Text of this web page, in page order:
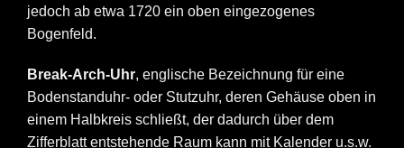
jedoch ab etwa 1720 ein oben eingezogenes
Bogenfeld.
Break-Arch-Uhr, englische Bezeichnung für eine
Bodenstanduhr- oder Stutzuhr, deren Gehäuse oben in
einem Halbkreis schließt, der dadurch über dem
Zifferblatt entstehende Raum kann mit Kalender u.s.w.